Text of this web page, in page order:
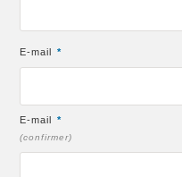
E-mail *
E-mail *
(confirmer)